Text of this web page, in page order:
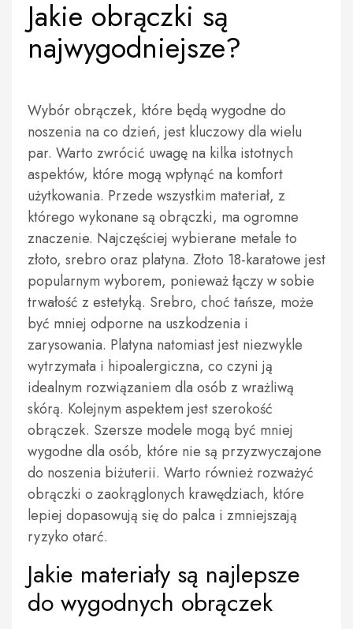
Jakie obrączki są
najwygodniejsze?
Wybór obrączek, które będą wygodne do
noszenia na co dzień, jest kluczowy dla wielu
par. Warto zwrócić uwagę na kilka istotnych
aspektów, które mogą wpłynąć na komfort
użytkowania. Przede wszystkim materiał, z
którego wykonane są obrączki, ma ogromne
znaczenie. Najczęściej wybierane metale to
złoto, srebro oraz platyna. Złoto 18-karatowe jest
popularnym wyborem, ponieważ łączy w sobie
trwałość z estetyką. Srebro, choć tańsze, może
być mniej odporne na uszkodzenia i
zarysowania. Platyna natomiast jest niezwykle
wytrzymała i hipoalergiczna, co czyni ją
idealnym rozwiązaniem dla osób z wrażliwą
skórą. Kolejnym aspektem jest szerokość
obrączek. Szersze modele mogą być mniej
wygodne dla osób, które nie są przyzwyczajone
do noszenia biżuterii. Warto również rozważyć
obrączki o zaokrąglonych krawędziach, które
lepiej dopasowują się do palca i zmniejszają
ryzyko otarć.
Jakie materiały są najlepsze
do wygodnych obrączek